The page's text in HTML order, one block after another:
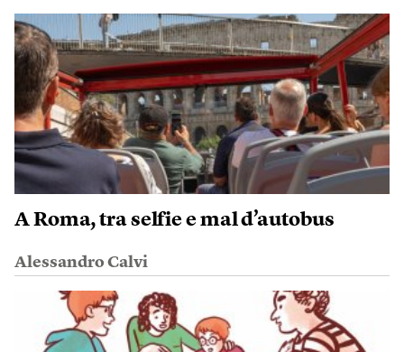
A Roma, tra selfie e mal d’autobus
Alessandro Calvi